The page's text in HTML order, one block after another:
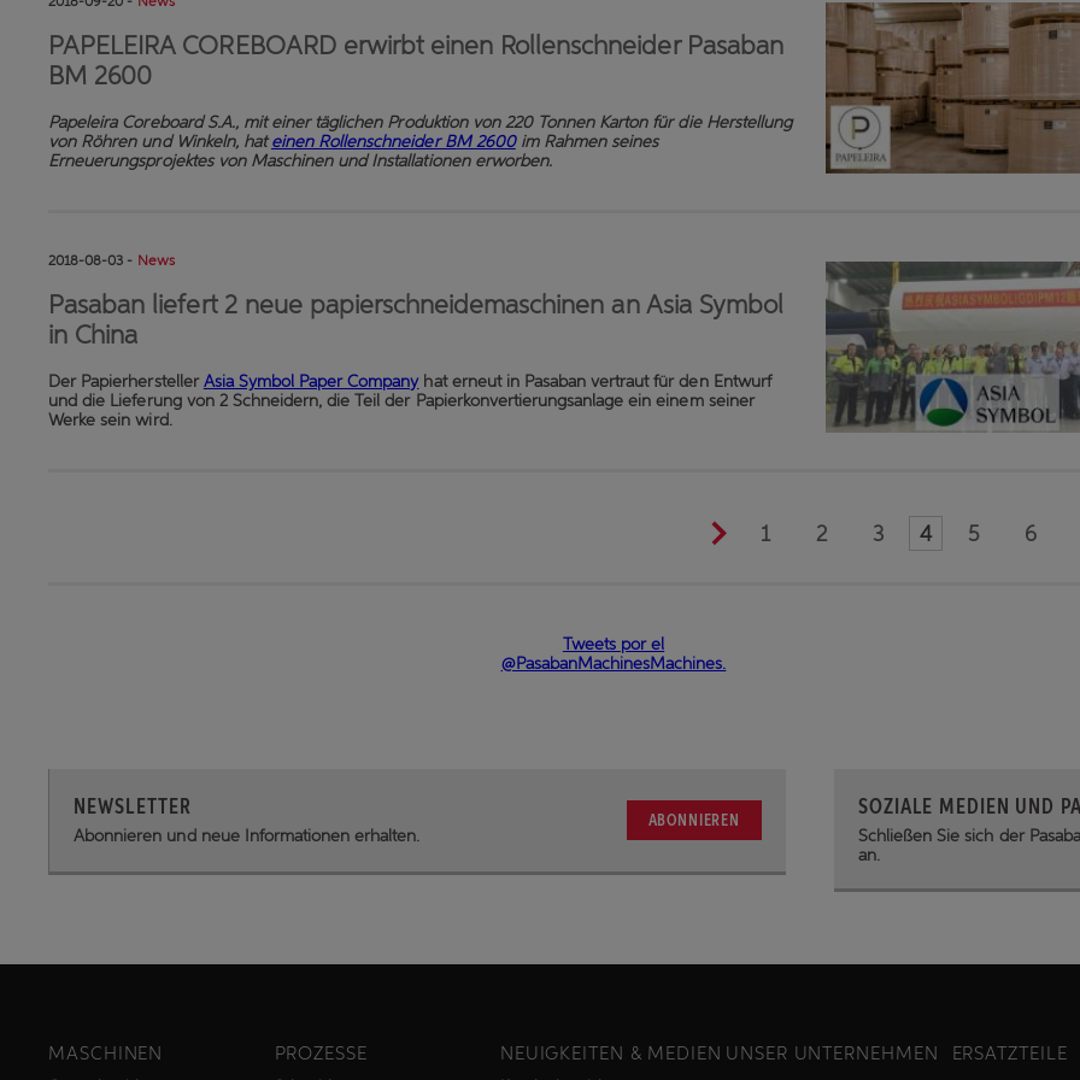
PAPELEIRA COREBOARD erwirbt einen Rollenschneider Pasaban
BM 2600
Papeleira Coreboard S.A.,mit einer täglichen Produktion von 220 Tonnen Karton für die Herstellung
von Röhren und Winkeln, hateinen Rollenschneider BM 2600im Rahmen seines
Erneuerungsprojektes von Maschinen und Installationen erworben.
2018-08-03 - News
Pasaban liefert 2 neue papierschneidemaschinen an Asia Symbol
in China
Der Papierhersteller Asia Symbol Paper Companyhat erneut in Pasaban vertraut für den Entwurf
und die Lieferung von 2 Schneidern, die Teil der Papierkonvertierungsanlage ein einem seiner
Werke sein wird.
1 2 3 4 5 6
Tweets por el
@PasabanMachinesMachines.
NEWSLETTER
Abonnieren und neue Informationen erhalten.
ABONNIEREN
SOZIALE MEDIEN UND
Schließen Sie sich der
an.
MASCHINEN PROZESSE NEUIGKEITEN & MEDIEN UNSER UNTERNEHMEN ERSATZTEILE